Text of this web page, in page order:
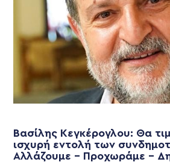
Βασίλης Κεγκέρογλου: Θα
ισχυρή εντολή των
Αλλάζουμε – Προχωράμε –